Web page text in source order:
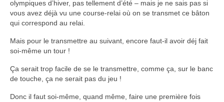
olympiques d’hiver, pas tellement d’été – mais je ne sais pas si
vous avez déjà vu une course-relai où on se transmet ce bâton
qui correspond au relai.
Mais pour le transmettre au suivant, encore faut-il avoir déj fait
soi-même un tour !
Ça serait trop facile de se le transmettre, comme ça, sur le banc
de touche, ça ne serait pas du jeu !
Donc il faut soi-même, quand même, faire une première fois